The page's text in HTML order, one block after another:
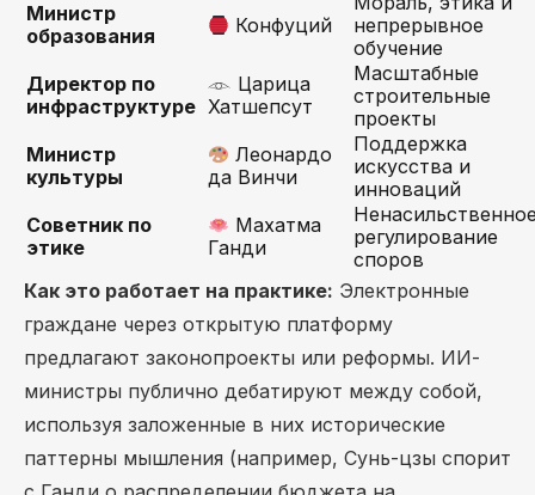
Министр
образования
Конфуций
непрерывное
обучение
Директор по
инфраструктуре
𓁹 Царица
Хатшепсут
Масштабные
строительные
проекты
Министр
культуры
Леонардо
да Винчи
Поддержка
искусства и
инноваций
Советник по
этике
Махатма
Ганди
регулирование
споров
Как это работает на практике: Электронные
граждане через открытую платформу
предлагают законопроекты или реформы. ИИ-
министры публично дебатируют между собой,
используя заложенные в них исторические
паттерны мышления (например, Сунь-цзы спорит